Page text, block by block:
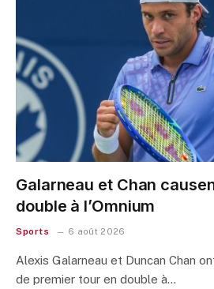
Galarneau et Chan
double à l’Omnium
Sports 6 août 2026
Alexis Galarneau et Duncan Chan
de premier tour en double à…